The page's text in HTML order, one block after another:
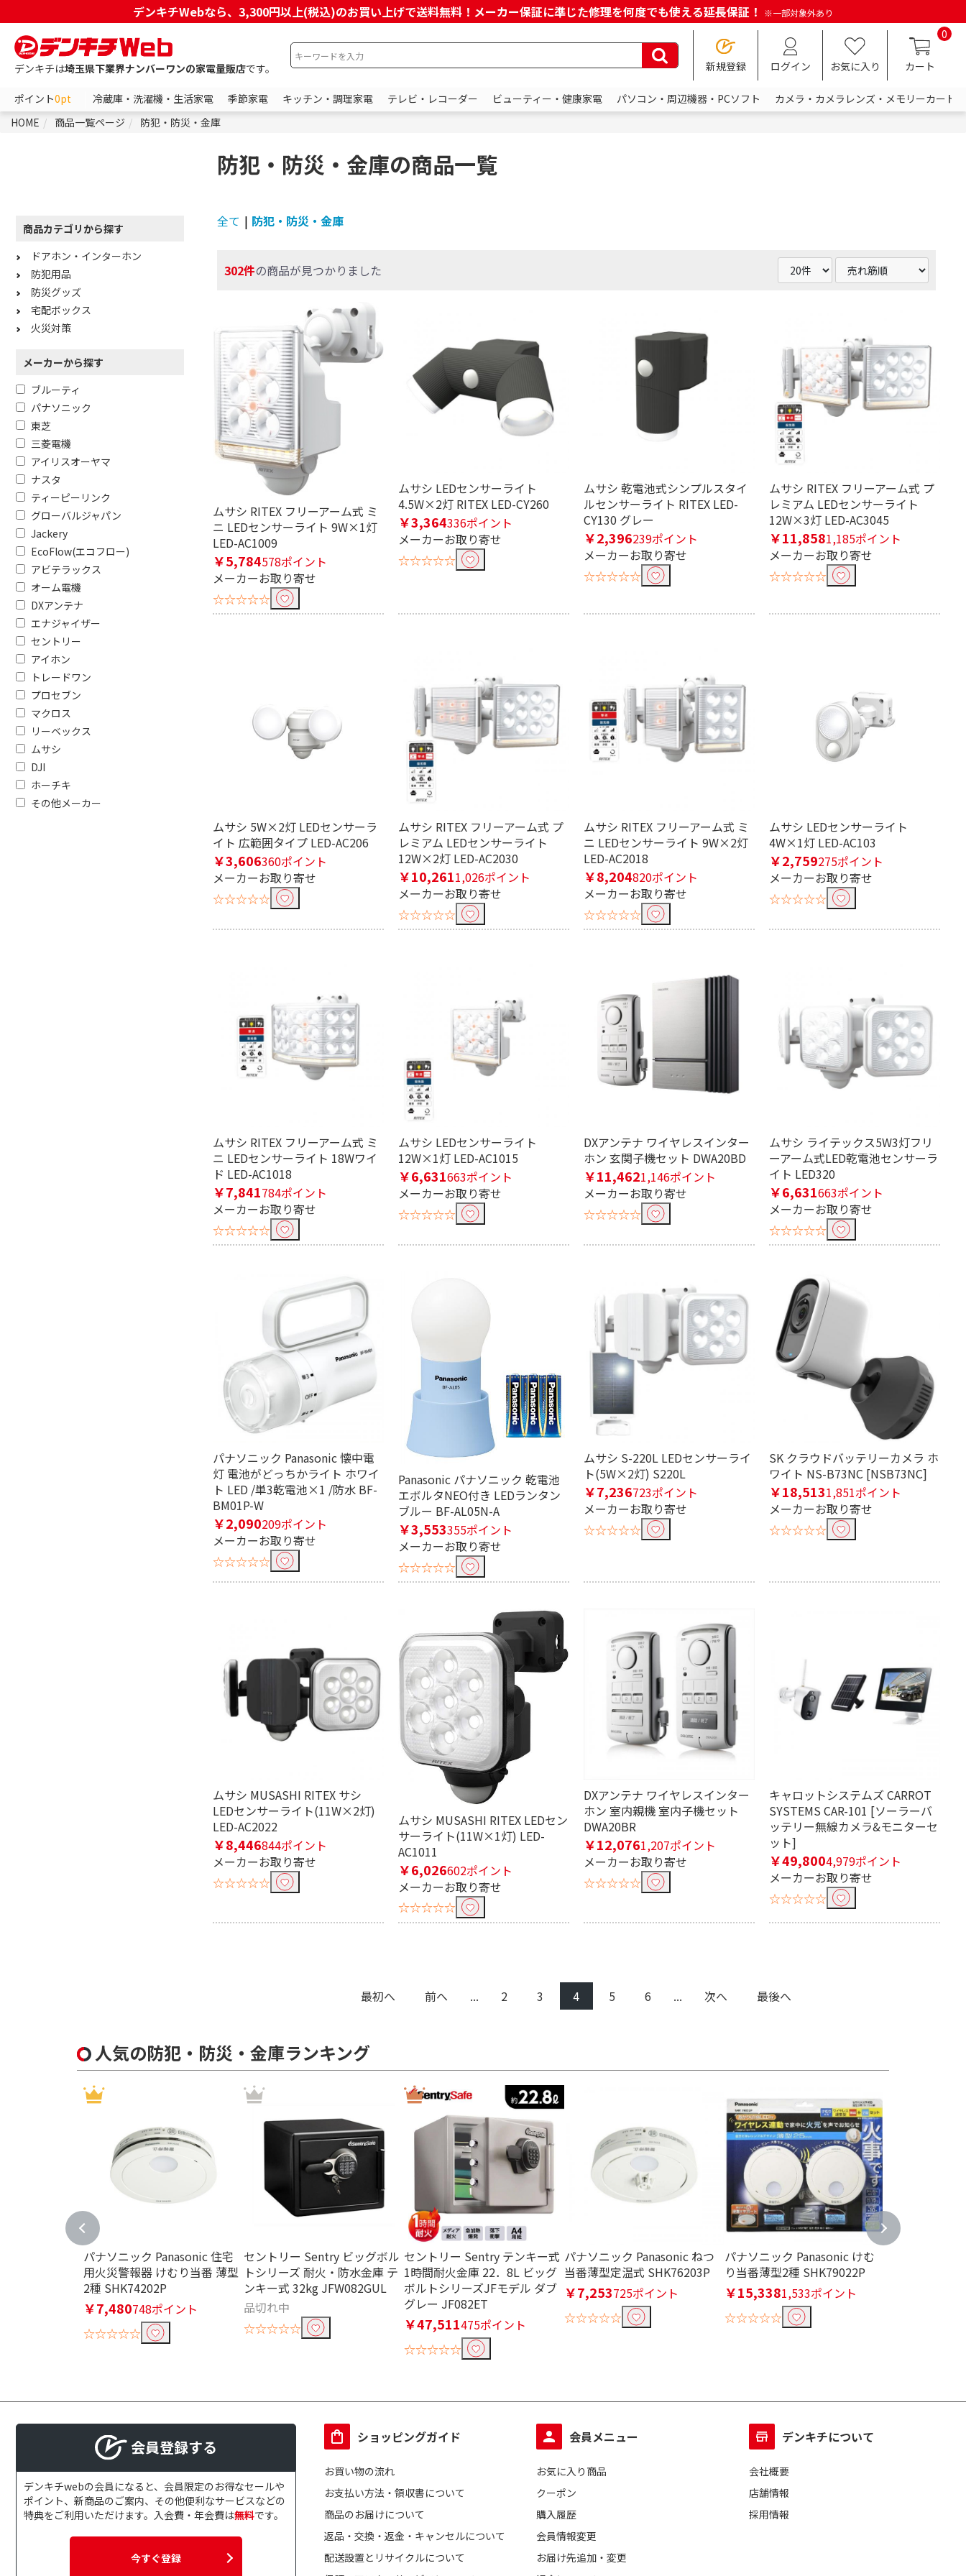
デンキチWebなら、3,300円以上(税込)のお買い上げで送料無料！メーカー保証に準じた修理を何度でも使える延長保証！ ※一部対象外あり
デンキチは埼玉県下業界ナンバーワンの家電量販店です。 新規登録 ログイン お気に入り
0
カート
ポイント0pt 冷蔵庫・洗濯機・生活家電 季節家電 キッチン・調理家電 テレビ・レコーダー ビューティー・健康家電 パソコン・周辺機器・PCソフト
カメラ・カメラレンズ・メモリーカード
HOME
商品一覧ページ 防犯・防災・金庫
防犯・防災・金庫の商品一覧
全て | 防犯・防災・金庫
302件の商品が見つかりました
ムサシ RITEX フリーアーム式 ミ
ニ LEDセンサーライト 9W×1灯
LED-AC1009
￥5,784578ポイント
メーカーお取り寄せ
☆☆☆☆☆
ムサシ LEDセンサーライト
4.5W×2灯 RITEX LED-CY260
￥3,364336ポイント
メーカーお取り寄せ
☆☆☆☆☆
ムサシ 乾電池式シンプルスタイ
ルセンサーライト RITEX LED-
CY130 グレー
￥2,396239ポイント
メーカーお取り寄せ
☆☆☆☆☆
ムサシ RITEX フリーアーム式 プ
レミアム LEDセンサーライト
12W×3灯 LED-AC3045
￥11,8581,185ポイント
メーカーお取り寄せ
☆☆☆☆☆
ムサシ 5W×2灯 LEDセンサーラ
イト 広範囲タイプ LED-AC206
￥3,606360ポイント
メーカーお取り寄せ
☆☆☆☆☆
ムサシ RITEX フリーアーム式 プ
レミアム LEDセンサーライト
12W×2灯 LED-AC2030
￥10,2611,026ポイント
メーカーお取り寄せ
☆☆☆☆☆
ムサシ RITEX フリーアーム式 ミ
ニ LEDセンサーライト 9W×2灯
LED-AC2018
￥8,204820ポイント
メーカーお取り寄せ
☆☆☆☆☆
ムサシ LEDセンサーライト
4W×1灯 LED-AC103
￥2,759275ポイント
メーカーお取り寄せ
☆☆☆☆☆
ムサシ RITEX フリーアーム式 ミ
ニ LEDセンサーライト 18Wワイ
ド LED-AC1018
￥7,841784ポイント
メーカーお取り寄せ
☆☆☆☆☆
ムサシ LEDセンサーライト
12W×1灯 LED-AC1015
￥6,631663ポイント
メーカーお取り寄せ
☆☆☆☆☆
DXアンテナ ワイヤレスインター
ホン 玄関子機セット DWA20BD
￥11,4621,146ポイント
メーカーお取り寄せ
☆☆☆☆☆
ムサシ ライテックス5W3灯フリ
ーアーム式LED乾電池センサーラ
イト LED320
￥6,631663ポイント
メーカーお取り寄せ
☆☆☆☆☆
パナソニック Panasonic 懐中電
灯 電池がどっちかライト ホワイ
ト LED /単3乾電池×1 /防水 BF-
BM01P-W
￥2,090209ポイント
メーカーお取り寄せ
☆☆☆☆☆
Panasonic パナソニック 乾電池
エボルタNEO付き LEDランタン
ブルー BF-AL05N-A
￥3,553355ポイント
メーカーお取り寄せ
☆☆☆☆☆
ムサシ S-220L LEDセンサーライ
ト(5W×2灯) S220L
￥7,236723ポイント
メーカーお取り寄せ
☆☆☆☆☆
SK クラウドバッテリーカメラ ホ
ワイト NS-B73NC [NSB73NC]
￥18,5131,851ポイント
メーカーお取り寄せ
☆☆☆☆☆
ムサシ MUSASHI RITEX サシ
LEDセンサーライト(11W×2灯)
LED-AC2022
￥8,446844ポイント
メーカーお取り寄せ
☆☆☆☆☆
ムサシ MUSASHI RITEX LEDセン
サーライト(11W×1灯) LED-
AC1011
￥6,026602ポイント
メーカーお取り寄せ
☆☆☆☆☆
DXアンテナ ワイヤレスインター
ホン 室内親機 室内子機セット
DWA20BR
￥12,0761,207ポイント
メーカーお取り寄せ
☆☆☆☆☆
キャロットシステムズ CARROT
SYSTEMS CAR-101 [ソーラーバ
ッテリー無線カメラ&モニターセ
ット]
￥49,8004,979ポイント
メーカーお取り寄せ
☆☆☆☆☆
最初へ 前へ ... 2 3 4 5 6 ... 次へ 最後へ
商品カテゴリから探す
ドアホン・インターホン
防犯用品
防災グッズ
宅配ボックス
火災対策
メーカーから探す
ブルーティ
パナソニック
東芝
三菱電機
アイリスオーヤマ
ナスタ
ティーピーリンク
グローバルジャパン
Jackery
EcoFlow(エコフロー)
アビテラックス
オーム電機
DXアンテナ
エナジャイザー
セントリー
アイホン
トレードワン
プロセブン
マクロス
リーベックス
ムサシ
DJI
ホーチキ
その他メーカー
条件で絞り込む
フリーワードで絞り込む
除外する にチェックを入れると、指定したワードを除外して検索します。
価格で絞り込む
円~ 円
電源で絞り込む
充電式 AC電源
人感センサーで絞り込む
人感センサー有
照度(明るさ)センサーで絞り込む
照度センサー有
防犯カメラ・監視カメ
ラ
屋外用（防滴・防水）
監視カメラ
ネットワークカメラ
首振りで絞り込む
有線・無線で絞り込む
無線
有効画素数で絞り込む
800万以下
ハンズフリー通話で絞り込む
スマートフォン連動機能で絞り込む
無
SDカード録画機能で絞り込む
タッチパネル液晶機能で絞り込む
LEDライト機能で絞り込む
ライトの色で絞り込む
白色 電球色
AC出力ポート数で絞り込む
4ポート 3ポート
USB Type-A出力ポート数で絞り込む
3ポート 2ポート 1ポート
USB Type-C出力ポート数で絞り込む
シガーソケット出力で絞り込む
シガーソケット出力対
応
ソーラー充電で絞り込む
ソーラー充電対応(ソ
ーラーパネル別売り)
ソーラー充電非対応
人気の防犯・防災・金庫ランキング
パナソニック Panasonic 住宅
用火災警報器 けむり当番 薄型
2種 SHK74202P
￥7,480748ポイント
☆☆☆☆☆
セントリー Sentry ビッグボル
トシリーズ 耐火・防水金庫 テ
ンキー式 32kg JFW082GUL
品切れ中
☆☆☆☆☆
セントリー Sentry テンキー式
1時間耐火金庫 22．8L ビッグ
ボルトシリーズJFモデル ダブ
グレー JF082ET
￥47,511475ポイント
☆☆☆☆☆
パナソニック Panasonic ねつ
当番薄型定温式 SHK76203P
￥7,253725ポイント
☆☆☆☆☆
パナソニック Panasonic けむ
り当番薄型2種 SHK79022P
￥15,3381,533ポイント
☆☆☆☆☆
会員登録する
デンキチwebの会員になると、会員限定のお得なセールや
ポイント、新商品のご案内、その他便利なサービスなどの
特典をご利用いただけます。入会費・年会費は無料です。
今すぐ登録
ショッピングガイド
お買い物の流れ
お支払い方法・領収書について
商品のお届けについて
返品・交換・返金・キャンセルについて
配送設置とリサイクルについて
会員メニュー
お気に入り商品
クーポン
購入履歴
会員情報変更
お届け先追加・変更
デンキチについて
会社概要
店舗情報
採用情報